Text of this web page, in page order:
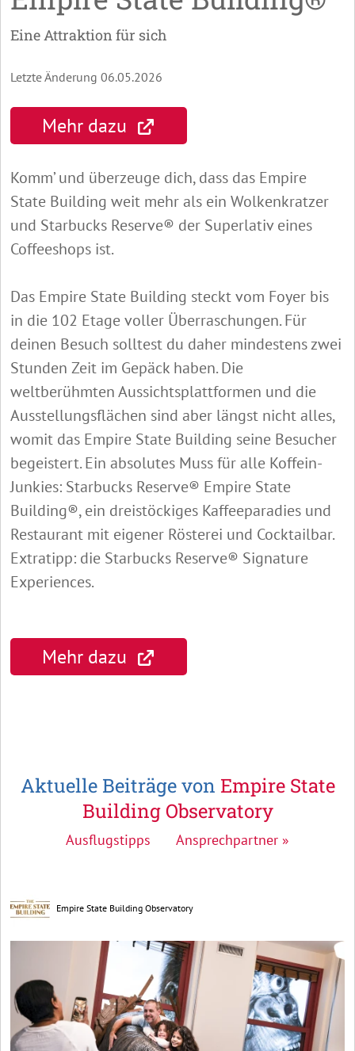
Eine Attraktion für sich
Letzte Änderung 06.05.2026
Mehr dazu
Komm’ und überzeuge dich, dass das Empire
State Building weit mehr als ein Wolkenkratzer
und Starbucks Reserve® der Superlativ eines
Coffeeshops ist.
Das Empire State Building steckt vom Foyer bis
in die 102 Etage voller Überraschungen. Für
deinen Besuch solltest du daher mindestens zwei
Stunden Zeit im Gepäck haben. Die
weltberühmten Aussichtsplattformen und die
Ausstellungsflächen sind aber längst nicht alles,
womit das Empire State Building seine Besucher
begeistert. Ein absolutes Muss für alle Koffein-
Junkies: Starbucks Reserve® Empire State
Building®, ein dreistöckiges Kaffeeparadies und
Restaurant mit eigener Rösterei und Cocktailbar.
Extratipp: die Starbucks Reserve® Signature
Experiences.
Mehr dazu
Aktuelle Beiträge von Empire State
Building Observatory
Ausflugstipps Ansprechpartner »
Empire State Building Observatory